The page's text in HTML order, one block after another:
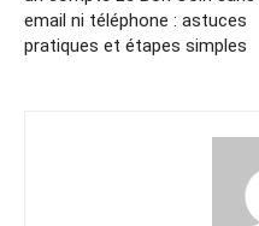
email ni téléphone : astuces
pratiques et étapes simples